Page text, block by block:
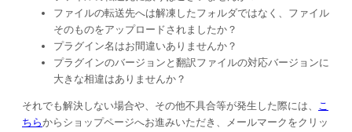
ファイルの転送先へは解凍したフォルダではなく、ファイル
そのものをアップロードされましたか？
プラグイン名はお間違いありませんか？
プラグインのバージョンと翻訳ファイルの対応バージョンに
大きな相違はありませんか？
それでも解決しない場合や、その他不具合等が発生した際には、 こ
ちらからショップページへお進みいただき、メールマークをクリッ